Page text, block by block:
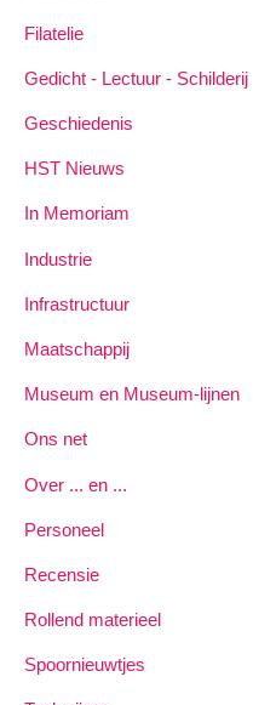
Filatelie
Gedicht - Lectuur - Schilderij
Geschiedenis
HST Nieuws
In Memoriam
Industrie
Infrastructuur
Maatschappij
Museum en Museum-lijnen
Ons net
Over ... en ...
Personeel
Recensie
Rollend materieel
Spoornieuwtjes